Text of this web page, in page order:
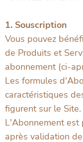
1. Souscription
Vous pouvez
de Produits et
abonnement (ci-
Les formules
caractéristiques
figurent sur le Site.
L'Abonnement est
après validation